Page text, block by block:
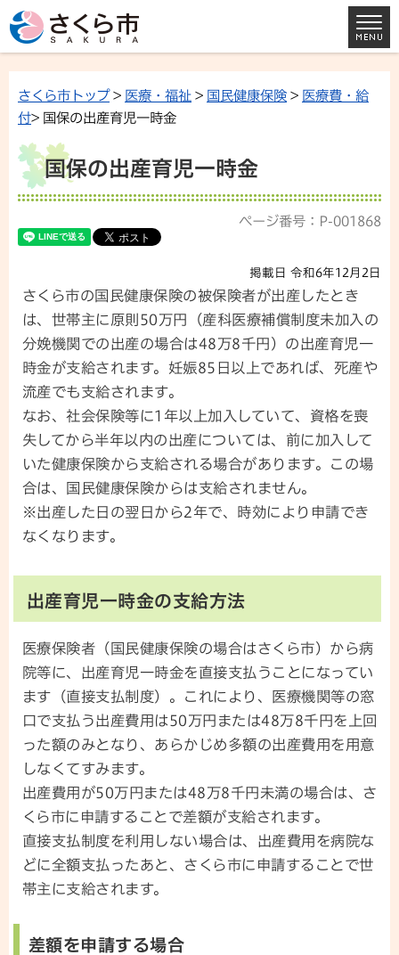
さくら市トップ> 医療・福祉 > 国民健康保険 > 医療費・給
付> 国保の出産育児一時金
国保の出産育児一時金
ページ番号：P-001868
掲載日 令和6年12月2日
さくら市の国民健康保険の被保険者が出産したとき
は、世帯主に原則50万円（産科医療補償制度未加入の
分娩機関での出産の場合は48万8千円）の出産育児一
時金が支給されます。妊娠85日以上であれば、死産や
流産でも支給されます。
なお、社会保険等に1年以上加入していて、資格を喪
失してから半年以内の出産については、前に加入して
いた健康保険から支給される場合があります。この場
合は、国民健康保険からは支給されません。
※出産した日の翌日から2年で、時効により申請でき
なくなります。
出産育児一時金の支給方法
医療保険者（国民健康保険の場合はさくら市）から病
院等に、出産育児一時金を直接支払うことになってい
ます（直接支払制度）。これにより、医療機関等の窓
口で支払う出産費用は50万円または48万8千円を上回
った額のみとなり、あらかじめ多額の出産費用を用意
しなくてすみます。
出産費用が50万円または48万8千円未満の場合は、さ
くら市に申請することで差額が支給されます。
直接支払制度を利用しない場合は、出産費用を病院な
どに全額支払ったあと、さくら市に申請することで世
帯主に支給されます。
差額を申請する場合